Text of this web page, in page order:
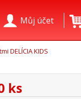
Můj účet
DELÍCIA KIDS
ks